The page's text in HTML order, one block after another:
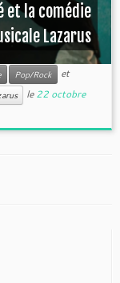
et la comédie
Lazarus
Pop/Rock
et
le22 octobre